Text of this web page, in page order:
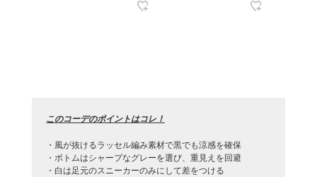
このコーデのポイントはコレ！
・風が抜けるラッセル編み素材で黒でも涼感を確保
・ボトムはシャープなグレーを選び、重見えを回避
・白は足元のスニーカーのみにして差をつける